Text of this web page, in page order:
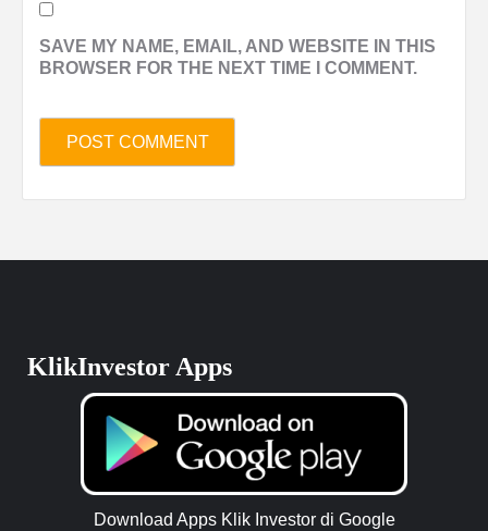
SAVE MY NAME, EMAIL, AND WEBSITE IN THIS
BROWSER FOR THE NEXT TIME I COMMENT.
KlikInvestor Apps
Download Apps Klik Investor di Google